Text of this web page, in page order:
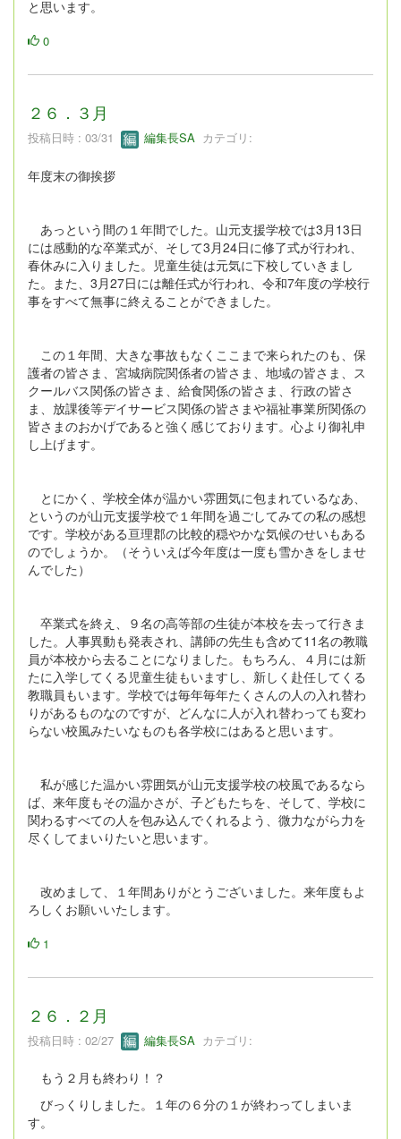
と思います。
0
２６．３月
投稿日時 : 03/31 編集長SA カテゴリ:
年度末の御挨拶
あっという間の１年間でした。山元支援学校では3月13日
には感動的な卒業式が、そして3月24日に修了式が行われ、
春休みに入りました。児童生徒は元気に下校していきまし
た。また、3月27日には離任式が行われ、令和7年度の学校行
事をすべて無事に終えることができました。
この１年間、大きな事故もなくここまで来られたのも、保
護者の皆さま、宮城病院関係者の皆さま、地域の皆さま、ス
クールバス関係の皆さま、給食関係の皆さま、行政の皆さ
ま、放課後等デイサービス関係の皆さまや福祉事業所関係の
皆さまのおかげであると強く感じております。心より御礼申
し上げます。
とにかく、学校全体が温かい雰囲気に包まれているなあ、
というのが山元支援学校で１年間を過ごしてみての私の感想
です。学校がある亘理郡の比較的穏やかな気候のせいもある
のでしょうか。（そういえば今年度は一度も雪かきをしませ
んでした）
卒業式を終え、９名の高等部の生徒が本校を去って行きま
した。人事異動も発表され、講師の先生も含めて11名の教職
員が本校から去ることになりました。もちろん、４月には新
たに入学してくる児童生徒もいますし、新しく赴任してくる
教職員もいます。学校では毎年毎年たくさんの人の入れ替わ
りがあるものなのですが、どんなに人が入れ替わっても変わ
らない校風みたいなものも各学校にはあると思います。
私が感じた温かい雰囲気が山元支援学校の校風であるなら
ば、来年度もその温かさが、子どもたちを、そして、学校に
関わるすべての人を包み込んでくれるよう、微力ながら力を
尽くしてまいりたいと思います。
改めまして、１年間ありがとうございました。来年度もよ
ろしくお願いいたします。
1
２６．２月
投稿日時 : 02/27 編集長SA カテゴリ:
もう２月も終わり！？
びっくりしました。１年の６分の１が終わってしまいま
す。